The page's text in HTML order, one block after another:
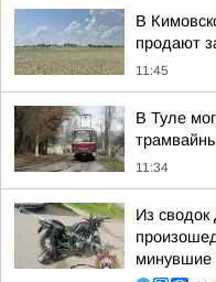
В
продают
11:45
В Туле
11:34
Из сводок
минувшие